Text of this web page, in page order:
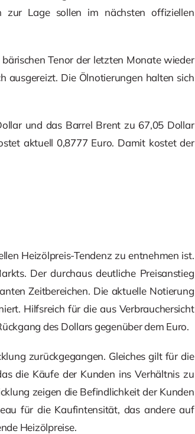
zur Lage sollen im nächsten offiziellen
Tenor der letzten Monate wieder
ausgereizt. Die Ölnotierungen halten sich
und das Barrel Brent zu 67,05 Dollar
aktuell 0,8777 Euro. Damit kostet der
Heizölpreis-Tendenz zu entnehmen ist.
Der durchaus deutliche Preisanstieg
Zeitbereichen. Die aktuelle Notierung
Hilfsreich für die aus Verbrauchersicht
des Dollars gegenüber dem Euro.
zurückgegangen. Gleiches gilt für die
die Käufe der Kunden ins Verhältnis zu
zeigen die Befindlichkeit der Kunden
für die Kaufintensität, das andere auf
Heizölpreise.